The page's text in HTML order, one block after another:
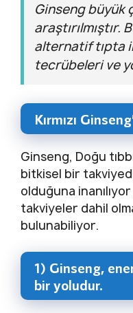
Ginseng büyük
araştırılmıştır.
alternatif tıpta
tecrübeleri ve
Kırmızı
Ginseng, Doğu
bitkisel bir
olduğuna
takviyeler dahil
bulunabiliyor.
1) Ginseng,
bir yoludur.